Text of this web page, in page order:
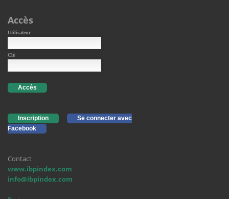
Accès
Utilisateur
Clé
Accès
Inscription
Se connecter avec
Facebook
Contact
www.ibpindex.com
info@ibpindex.com